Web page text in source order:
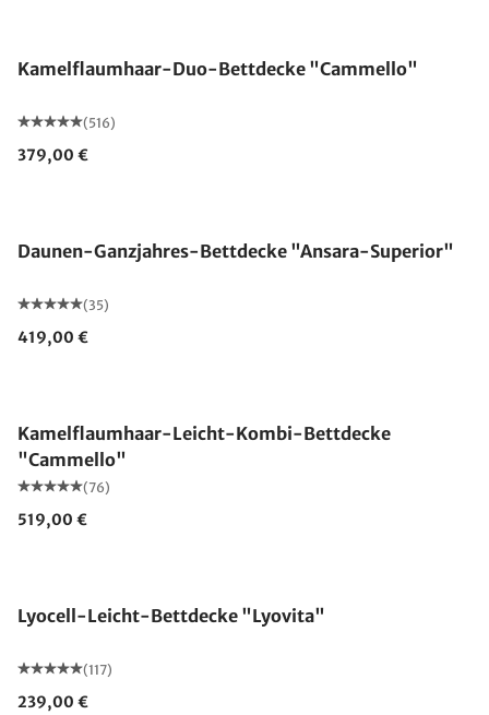
Kamelflaumhaar-Duo-Bettdecke "Cammello"
(516)
379,00 €
Daunen-Ganzjahres-Bettdecke "Ansara-Superior"
(35)
419,00 €
Kamelflaumhaar-Leicht-Kombi-Bettdecke
"Cammello"
(76)
519,00 €
Lyocell-Leicht-Bettdecke "Lyovita"
(117)
239,00 €